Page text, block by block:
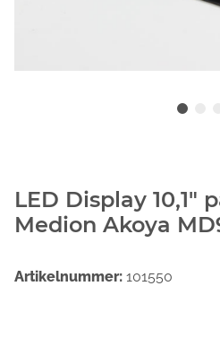
LED Display 10,1"
Medion Akoya
Artikelnummer: 101550